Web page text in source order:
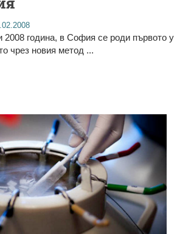
година, в София се роди първото у
чрез новия метод ...